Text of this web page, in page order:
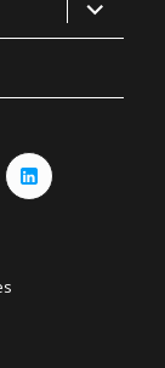
le
sous-